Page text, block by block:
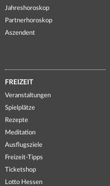
Jahreshoroskop
Partnerhoroskop
Aszendent
FREIZEIT
Veranstaltungen
Spielplätze
Rezepte
Meditation
Ausflugsziele
Freizeit-Tipps
Ticketshop
Lotto Hessen